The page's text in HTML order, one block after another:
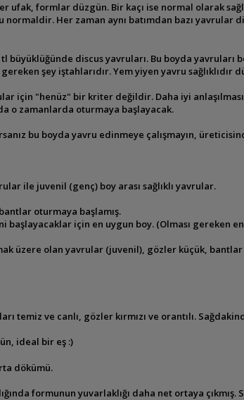
ufak, formlar düzgün. Bir kaçı ise normal olarak
normaldir. Her zaman aynı batımdan bazı yavrular
tl büyüklüğünde discus yavruları. Bu boyda yavruları
şey iştahlarıdır. Yem yiyen yavru sağlıklıdır
için "henüz" bir kriter değildir. Daha iyi
o zamanlarda oturmaya başlayacak.
bu boyda yavru edinmeye çalışmayın,
ile juvenil (genç) boy arası sağlıklıyavrular.
oturmaya başlamış.
başlayacaklar için en uygun boy. (Olması gereken
üzere olan yavrular (juvenil), gözler küçük, bantlar
temiz ve canlı, gözler kırmızı ve orantılı.
ideal bir eş :)
dökümü.
formununyuvarlaklığı daha net ortaya çıkmış.